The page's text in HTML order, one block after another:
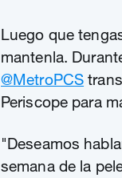
Luego que
mantenla.
@MetroPCS
Periscope para
"Deseamos
semana de la